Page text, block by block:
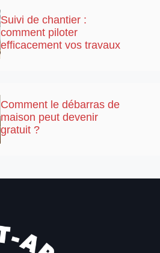
Suivi de chantier :
comment piloter
efficacement vos travaux
Comment le débarras de
maison peut devenir
gratuit ?